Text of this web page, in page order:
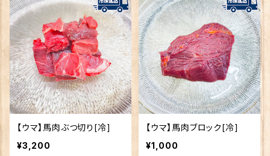
【ウマ】馬肉ぶつ切り[冷]
¥3,200
【ウマ】馬肉ブロック[冷]
¥1,000